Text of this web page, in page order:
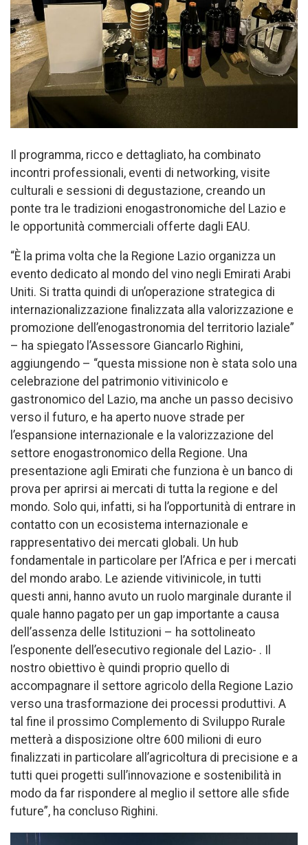
Il programma, ricco e dettagliato, ha combinato
incontri professionali, eventi di networking, visite
culturali e sessioni di degustazione, creando un
ponte tra le tradizioni enogastronomiche del Lazio e
le opportunità commerciali offerte dagli EAU.
“È la prima volta che la Regione Lazio organizza un
evento dedicato al mondo del vino negli Emirati Arabi
Uniti. Si tratta quindi di un’operazione strategica di
internazionalizzazione finalizzata alla valorizzazione e
promozione dell’enogastronomia del territorio laziale”
– ha spiegato l’Assessore Giancarlo Righini,
aggiungendo – “questa missione non è stata solo una
celebrazione del patrimonio vitivinicolo e
gastronomico del Lazio, ma anche un passo decisivo
verso il futuro, e ha aperto nuove strade per
l’espansione internazionale e la valorizzazione del
settore enogastronomico della Regione. Una
presentazione agli Emirati che funziona è un banco di
prova per aprirsi ai mercati di tutta la regione e del
mondo. Solo qui, infatti, si ha l’opportunità di entrare in
contatto con un ecosistema internazionale e
rappresentativo dei mercati globali. Un hub
fondamentale in particolare per l’Africa e per i mercati
del mondo arabo. Le aziende vitivinicole, in tutti
questi anni, hanno avuto un ruolo marginale durante il
quale hanno pagato per un gap importante a causa
dell’assenza delle Istituzioni – ha sottolineato
l’esponente dell’esecutivo regionale del Lazio- . Il
nostro obiettivo è quindi proprio quello di
accompagnare il settore agricolo della Regione Lazio
verso una trasformazione dei processi produttivi. A
tal fine il prossimo Complemento di Sviluppo Rurale
metterà a disposizione oltre 600 milioni di euro
finalizzati in particolare all’agricoltura di precisione e a
tutti quei progetti sull’innovazione e sostenibilità in
modo da far rispondere al meglio il settore alle sfide
future”, ha concluso Righini.